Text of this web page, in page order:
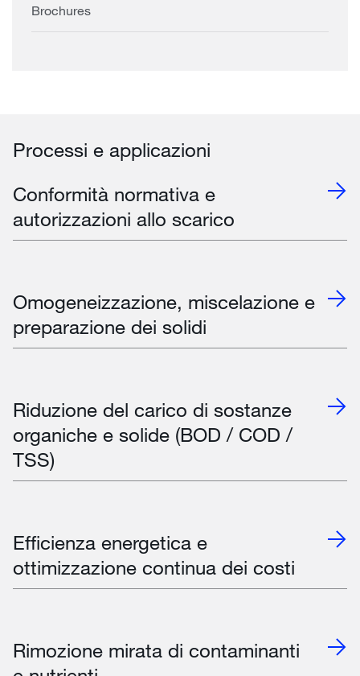
Brochures
Processi e applicazioni
Conformità normativa e
autorizzazioni allo scarico
Omogeneizzazione, miscelazione e
preparazione dei solidi
Riduzione del carico di sostanze
organiche e solide (BOD / COD /
TSS)
Efficienza energetica e
ottimizzazione continua dei costi
Rimozione mirata di contaminanti